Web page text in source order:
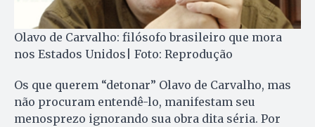
Olavo de Carvalho: filósofo brasileiro que mora
nos Estados Unidos| Foto: Reprodução
Os que querem “detonar” Olavo de Carvalho, mas
não procuram entendê-lo, manifestam seu
menosprezo ignorando sua obra dita séria. Por